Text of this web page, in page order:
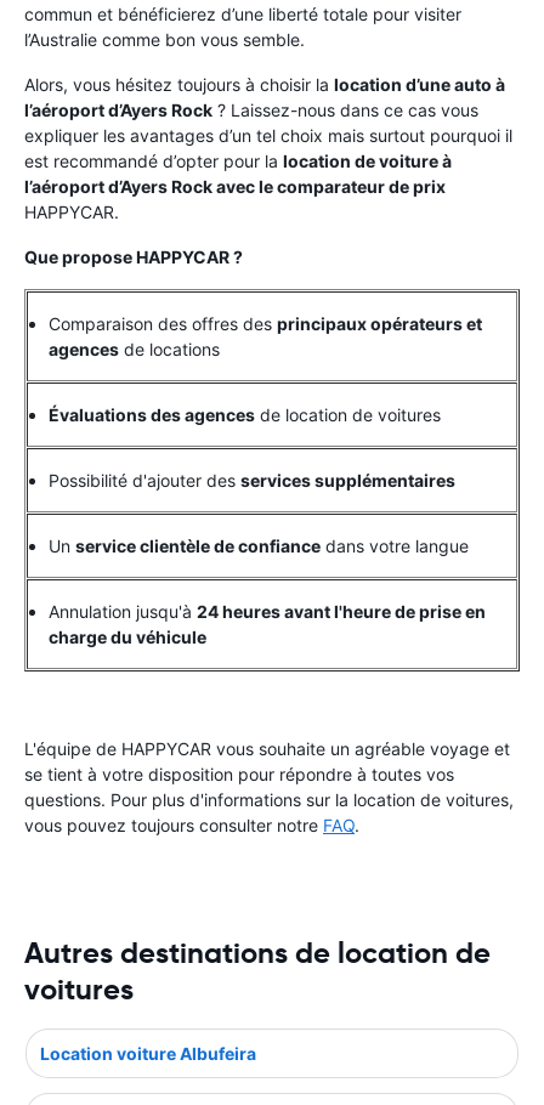
commun et bénéficierez d’une liberté totale pour visiter
l’Australie comme bon vous semble.
Alors, vous hésitez toujours à choisir la location d’une auto à
l’aéroport d’Ayers Rock ? Laissez-nous dans ce cas vous
expliquer les avantages d’un tel choix mais surtout pourquoi il
est recommandé d’opter pour la location de voiture à
l’aéroport d’Ayers Rock avec le comparateur de prix
HAPPYCAR.
Que propose HAPPYCAR ?
Comparaison des offres des principaux opérateurs et
agences de locations
Évaluations des agences de location de voitures
Possibilité d'ajouter des services supplémentaires
Un service clientèle de confiance dans votre langue
Annulation jusqu'à 24 heures avant l'heure de prise en
charge du véhicule
L'équipe de HAPPYCAR vous souhaite un agréable voyage et
se tient à votre disposition pour répondre à toutes vos
questions. Pour plus d'informations sur la location de voitures,
vous pouvez toujours consulter notre FAQ.
Autres destinations de location de
voitures
Location voiture Albufeira